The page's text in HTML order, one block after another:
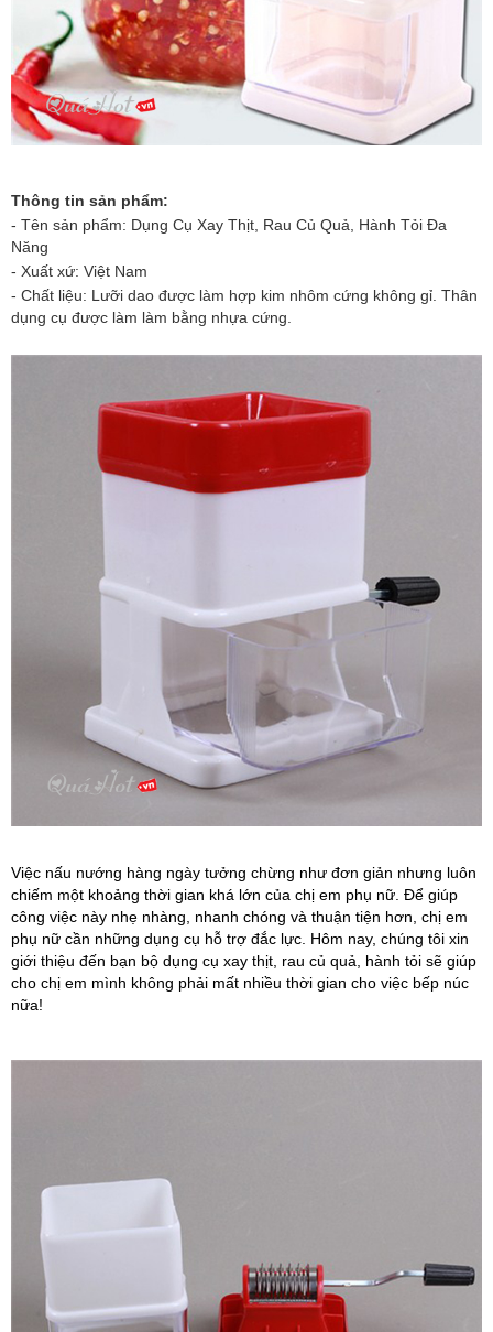
Thông tin sản phẩm:
- Tên sản phẩm: Dụng Cụ Xay Thịt, Rau Củ Quả, Hành Tỏi Đa
Năng
- Xuất xứ: Việt Nam
- Chất liệu: Lưỡi dao được làm hợp kim nhôm cứng không gỉ. Thân
dụng cụ được làm làm bằng nhựa cứng.
Việc nấu nướng hàng ngày tưởng chừng như đơn giản nhưng luôn
chiếm một khoảng thời gian khá lớn của chị em phụ nữ. Để giúp
công việc này nhẹ nhàng, nhanh chóng và thuận tiện hơn, chị em
phụ nữ cần những dụng cụ hỗ trợ đắc lực. Hôm nay, chúng tôi xin
giới thiệu đến bạn bộ dụng cụ xay thịt, rau củ quả, hành tỏi sẽ giúp
cho chị em mình không phải mất nhiều thời gian cho việc bếp núc
nữa!